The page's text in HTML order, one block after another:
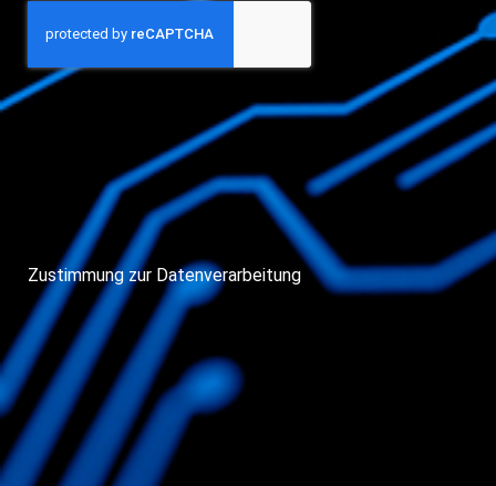
Zustimmung zur Datenverarbeitung